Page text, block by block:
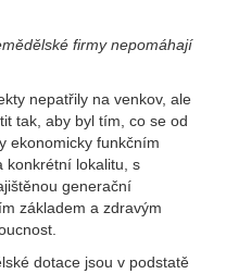
firmy nepomáhají
nepatřily na venkov, ale
tak, aby byl tím, co se od
ekonomicky funkčním
konkrétní lokalitu, s
generační
základem a zdravým
dotace jsou v podstatě